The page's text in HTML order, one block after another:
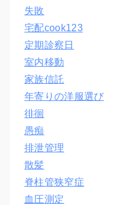
失敗
宅配cook123
定期診察日
室内移動
家族信託
年寄りの洋服選び
徘徊
愚痴
排泄管理
散髪
脊柱管狭窄症
血圧測定